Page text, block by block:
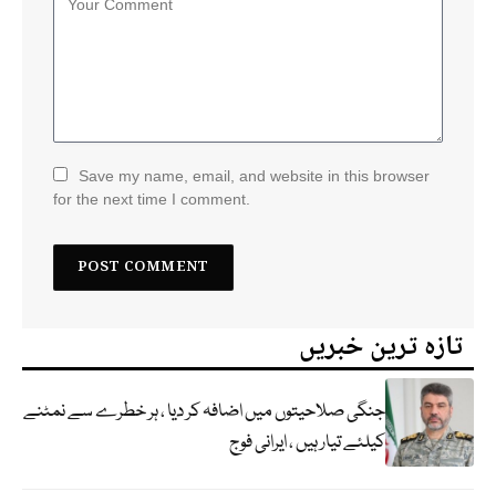
Save my name, email, and website in this browser
for the next time I comment.
تازہ ترین خبریں
جنگی صلاحیتوں میں اضافہ کر دیا ، ہر خطرے سے نمٹنے
کیلئے تیار ہیں ، ایرانی فوج